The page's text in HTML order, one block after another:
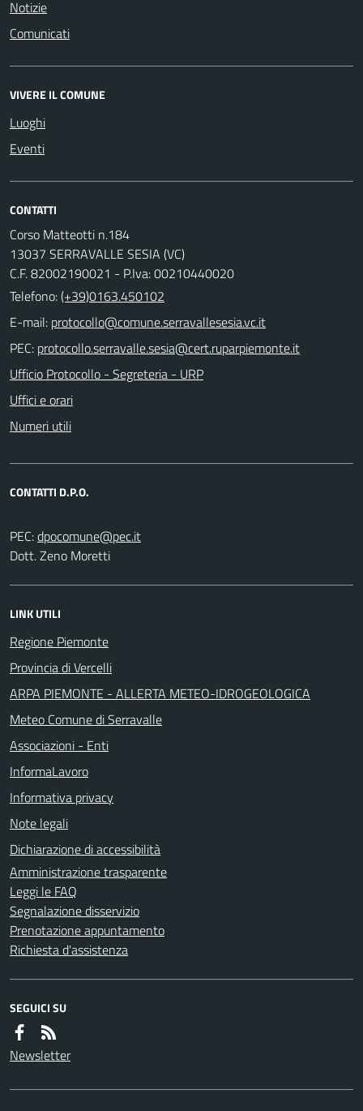
Notizie
Comunicati
VIVERE IL COMUNE
Luoghi
Eventi
CONTATTI
Corso Matteotti n.184
13037 SERRAVALLE SESIA (VC)
C.F. 82002190021 - P.Iva: 00210440020
Telefono:(+39)0163.450102
E-mail:
PEC:
Ufficio Protocollo - Segreteria - URP
Uffici e orari
Numeri utili
CONTATTI D.P.O.
PEC:
Dott. Zeno Moretti
LINK UTILI
Regione Piemonte
Provincia di Vercelli
ARPA PIEMONTE - ALLERTA METEO-IDROGEOLOGICA
Meteo Comune di Serravalle
Associazioni - Enti
InformaLavoro
Informativa privacy
Note legali
Dichiarazione di accessibilità
Amministrazione trasparente
Leggi le FAQ
Segnalazione disservizio
Prenotazione appuntamento
Richiesta d'assistenza
SEGUICI SU
Newsletter